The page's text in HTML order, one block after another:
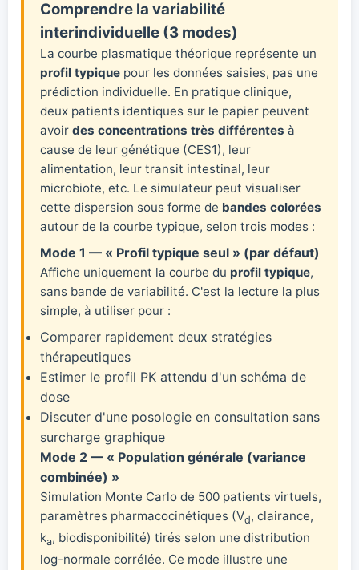
Comprendre la variabilité
interindividuelle (3 modes)
La courbe plasmatique théorique représente un
profil typique pour les données saisies, pas une
prédiction individuelle. En pratique clinique,
deux patients identiques sur le papier peuvent
avoir des concentrations très différentes à
cause de leur génétique (CES1), leur
alimentation, leur transit intestinal, leur
microbiote, etc. Le simulateur peut visualiser
cette dispersion sous forme de bandes colorées
autour de la courbe typique, selon trois modes :
Mode 1 — « Profil typique seul » (par défaut)
Affiche uniquement la courbe du profil typique,
sans bande de variabilité. C'est la lecture la plus
simple, à utiliser pour :
Comparer rapidement deux stratégies
thérapeutiques
Estimer le profil PK attendu d'un schéma de
dose
Discuter d'une posologie en consultation sans
surcharge graphique
Mode 2 — « Population générale (variance
combinée) »
Simulation Monte Carlo de 500 patients virtuels,
paramètres pharmacocinétiques (Vd, clairance,
ka, biodisponibilité) tirés selon une distribution
log-normale corrélée. Ce mode illustre une